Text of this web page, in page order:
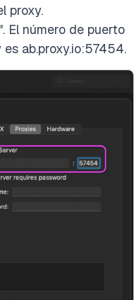
proxy.
El número de puerto
ab.proxy.io:57454.